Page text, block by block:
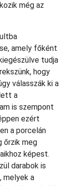
még az
amely főként
tudja
hogy
válasszák ki a
a
is szempont
ezért
a porcelán
őrzik meg
képest.
darabok is
melyek a